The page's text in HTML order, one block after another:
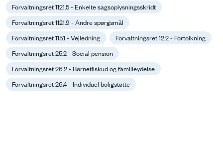
Forvaltningsret 1121.5 - Enkelte sagsoplysningsskridt
Forvaltningsret 1121.9 - Andre spørgsmål
Forvaltningsret 115.1 - Vejledning
Forvaltningsret 12.2 - Fortolkning
Forvaltningsret 25.2 - Social pension
Forvaltningsret 26.2 - Børnetilskud og familieydelse
Forvaltningsret 26.4 - Individuel boligstøtte